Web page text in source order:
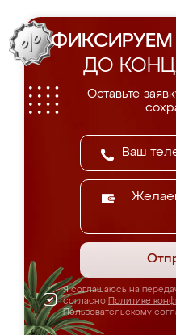
ФИКСИРУЕМ
ДО
Оставьте
Я соглашаюсь на
согласно Политике
Пользовательскому